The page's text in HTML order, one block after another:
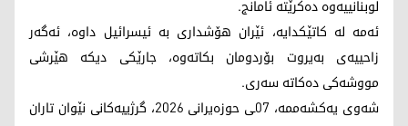
لوبنانییەوە دەکرێتە ئامانج.
ئەمە لە کاتێکدایە، ئێران هۆشداری بە ئیسرائیل داوە، ئەگەر
زاحییەی بەیروت بۆردومان بکاتەوە، جارێکی دیکە هێرشی
مووشەکی دەکاتە سەری.
شەوی یەکشەممە، 07ـی حوزەیرانی 2026، گرژییەکانی نێوان تاران